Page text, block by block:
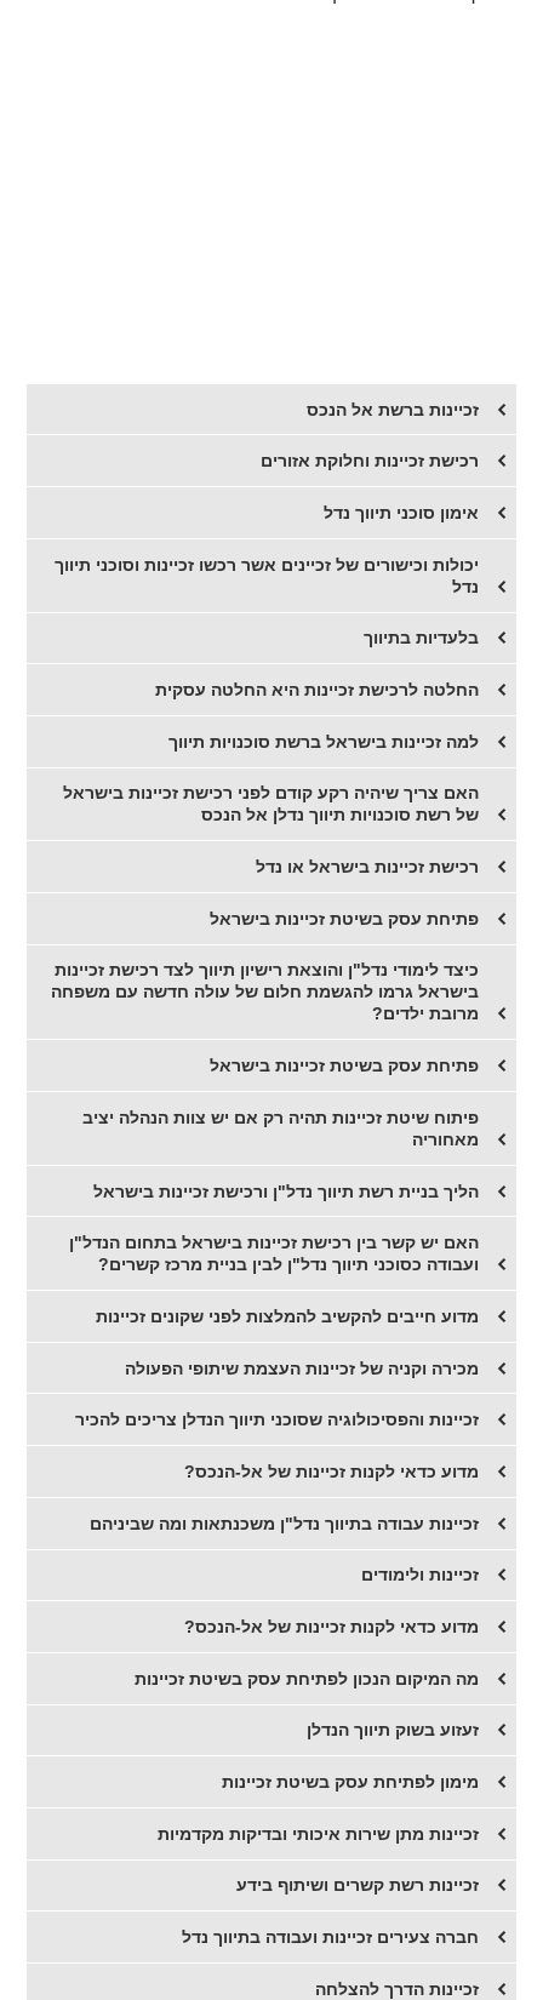
זכיינות ברשת אל הנכס
רכישת זכיינות וחלוקת אזורים
אימון סוכני תיווך נדל
יכולות וכישורים של זכיינים אשר רכשו זכיינות וסוכני תיווך
נדל
בלעדיות בתיווך
החלטה לרכישת זכיינות היא החלטה עסקית
למה זכיינות בישראל ברשת סוכנויות תיווך
האם צריך שיהיה רקע קודם לפני רכישת זכיינות בישראל
של רשת סוכנויות תיווך נדלן אל הנכס
רכישת זכיינות בישראל או נדל
פתיחת עסק בשיטת זכיינות בישראל
כיצד לימודי נדל"ן והוצאת רישיון תיווך לצד רכישת זכיינות
בישראל גרמו להגשמת חלום של עולה חדשה עם משפחה
מרובת ילדים?
​פתיחת עסק בשיטת זכיינות בישראל
פיתוח שיטת זכיינות תהיה רק אם יש צוות הנהלה יציב
מאחוריה
הליך בניית רשת תיווך נדל"ן ורכישת זכיינות בישראל
האם יש קשר בין רכישת זכיינות בישראל בתחום הנדל"ן
ועבודה כסוכני תיווך נדל"ן לבין בניית מרכז קשרים?
מדוע חייבים להקשיב להמלצות לפני שקונים זכיינות
מכירה וקניה של זכיינות העצמת שיתופי הפעולה
זכיינות והפסיכולוגיה שסוכני תיווך הנדלן צריכים להכיר
מדוע כדאי לקנות זכיינות של אל-הנכס?
זכיינות עבודה בתיווך נדל"ן משכנתאות ומה שביניהם
זכיינות ולימודים
מדוע כדאי לקנות זכיינות של אל-הנכס?
מה המיקום הנכון לפתיחת עסק בשיטת זכיינות
זעזוע בשוק תיווך הנדלן
מימון לפתיחת עסק בשיטת זכיינות
זכיינות מתן שירות איכותי ובדיקות מקדמיות
זכיינות רשת קשרים ושיתוף בידע
חברה צעירים זכיינות ועבודה בתיווך נדל
זכיינות הדרך להצלחה